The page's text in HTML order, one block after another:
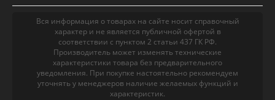
Вся информация о товарах на сайте носит справочный
характер и не является публичной офертой в
соответствии с пунктом 2 статьи 437 ГК РФ.
Производитель может изменять технические
характеристики товара без предварительного
уведомления. При покупке настоятельно рекомендуем
уточнять у менеджеров наличие желаемых функций и
характеристик.